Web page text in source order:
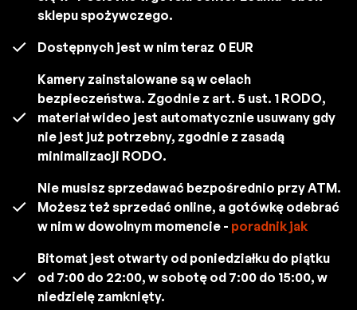
sklepu spożywczego.
Dostępnych jest w nim teraz 0 EUR
Kamery zainstalowane są w celach
bezpieczeństwa. Zgodnie z art. 5 ust. 1 RODO,
materiał wideo jest automatycznie usuwany gdy
nie jest już potrzebny, zgodnie z zasadą
minimalizacji RODO.
Nie musisz sprzedawać bezpośrednio przy ATM.
Możesz też sprzedać online, a gotówkę odebrać
w nim w dowolnym momencie - poradnik jak
Bitomat jest otwarty od poniedziałku do piątku
od 7:00 do 22:00, w sobotę od 7:00 do 15:00, w
niedzielę zamknięty.